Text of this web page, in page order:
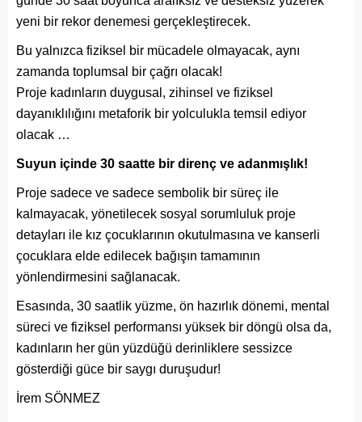
yeni bir rekor denemesi gerçekleştirecek.
Bu yalnızca fiziksel bir mücadele olmayacak, aynı
zamanda toplumsal bir çağrı olacak!
Proje kadınların duygusal, zihinsel ve fiziksel
dayanıklılığını metaforik bir yolculukla temsil ediyor
olacak …
Suyun içinde 30 saatte bir direnç ve adanmışlık!
Proje sadece ve sadece sembolik bir süreç ile
kalmayacak, yönetilecek sosyal sorumluluk proje
detayları ile kız çocuklarının okutulmasına ve kanserli
çocuklara elde edilecek bağışın tamamının
yönlendirmesini sağlanacak.
Esasında, 30 saatlik yüzme, ön hazırlık dönemi, mental
süreci ve fiziksel performansı yüksek bir döngü olsa da,
kadınların her gün yüzdüğü derinliklere sessizce
gösterdiği güce bir saygı duruşudur!
İrem SÖNMEZ